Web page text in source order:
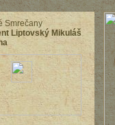
Smrečany
Liptovský Mikuláš